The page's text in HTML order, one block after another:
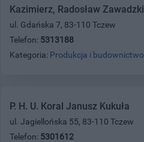
Kazimierz, Radosław Zawadzki
ul. Gdańska 7, 83-110 Tczew
Telefon: 5313188
Kategoria: Produkcja i budownictwo
P. H. U. Koral Janusz Kukuła
ul. Jagiellońska 55, 83-110 Tczew
Telefon: 5301612